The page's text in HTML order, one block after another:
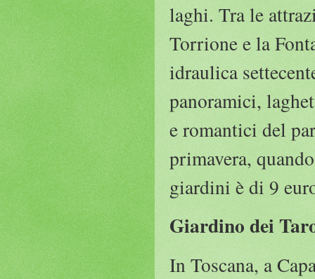
laghi. Tra le
Torrione e la
idraulica
panoramici,
e romantici del
primavera,
giardini è di 9
Giardino dei
In Toscana, a